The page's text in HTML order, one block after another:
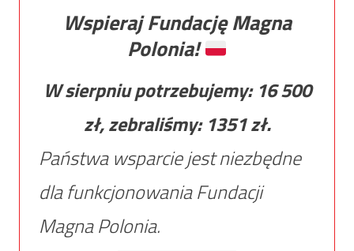
Wspieraj Fundację Magna
Polonia!
W sierpniu potrzebujemy: 16 500
zł, zebraliśmy: 1351zł.
Państwa wsparcie jest niezbędne
dla funkcjonowania Fundacji
Magna Polonia.